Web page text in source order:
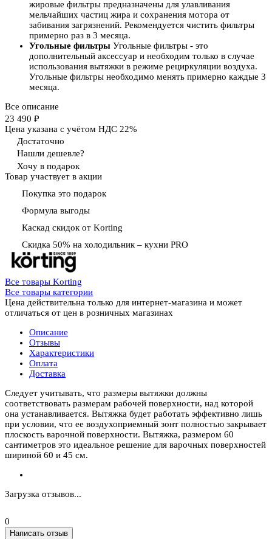
жировые фильтры предназначены для улавливания
мельчайших частиц жира и сохранения мотора от
забивания загрязнений. Рекомендуется чистить фильтры
примерно раз в 3 месяца.
Угольные фильтры Угольные фильтры - это
дополнительный аксессуар и необходим только в случае
использования вытяжки в режиме рециркуляции воздуха.
Угольные фильтры необходимо менять примерно каждые 3
месяца.
Все описание
23 490 ₽
Цена указана с учётом НДС 22%
Достаточно
Нашли дешевле?
Хочу в подарок
Товар участвует в акции
Покупка это подарок
Формула выгоды
Каскад скидок от Korting
Скидка 50% на холодильник – кухни PRO
Все товары Korting
Все товары категории
Цена действительна только для интернет-магазина и может
отличаться от цен в розничных магазинах
Описание
Отзывы
Характеристики
Оплата
Доставка
Следует учитывать, что размеры вытяжки должны
соответствовать размерам рабочей поверхности, над которой
она устанавливается. Вытяжка будет работать эффективно лишь
при условии, что ее воздухоприемный зонт полностью закрывает
плоскость варочной поверхности. Вытяжка, размером 60
сантиметров это идеальное решение для варочных поверхностей
шириной 60 и 45 см.
Загрузка отзывов...
0
Написать отзыв